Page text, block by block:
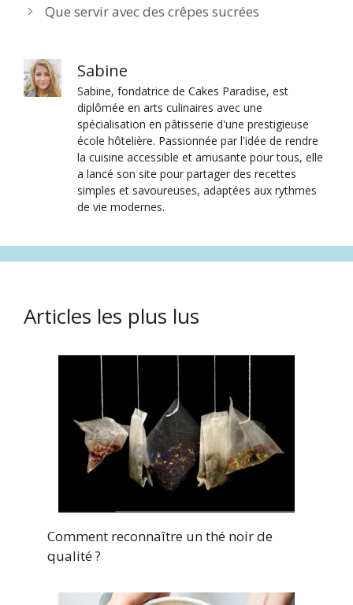
Que servir avec des crêpes sucrées
Sabine
Sabine, fondatrice de Cakes Paradise, est
diplômée en arts culinaires avec une
spécialisation en pâtisserie d'une prestigieuse
école hôtelière. Passionnée par l'idée de rendre
la cuisine accessible et amusante pour tous, elle
a lancé son site pour partager des recettes
simples et savoureuses, adaptées aux rythmes
de vie modernes.
Articles les plus lus
Comment reconnaître un thé noir de
qualité ?